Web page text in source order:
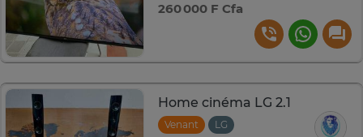
260 000 F Cfa
Home cinéma LG 2.1
Venant
LG